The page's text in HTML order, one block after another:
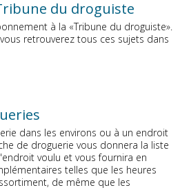
du droguiste
à la «Tribune du droguiste».
retrouverez tous ces sujets dans
dans les environs ou à un endroit
de droguerie vous donnera la liste
voulu et vous fournira en
telles que les heures
de même que les